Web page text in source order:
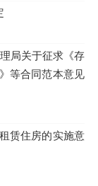
局关于征求《存
等合同范本意见
赁住房的实施意